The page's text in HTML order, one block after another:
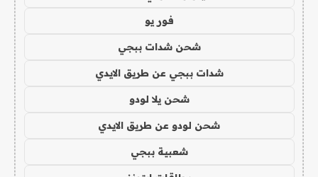
فور يو
شحن شدات ببجي
شدات ببجي عن طريق الايدي
شحن يلا لودو
شحن لودو عن طريق الايدي
شعبية ببجي